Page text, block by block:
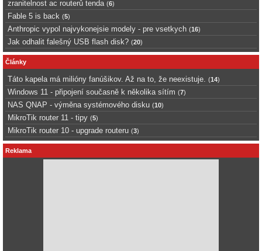
zranitelnost ac routerů tenda (6)
Fable 5 is back (5)
Anthropic vypol najvykonejsie modely - pre vsetkych (16)
Jak odhalit falešný USB flash disk? (20)
Články
Táto kapela má milióny fanúšikov. Až na to, že neexistuje. (14)
Windows 11 - připojení současně k několika sítím (7)
NAS QNAP - výměna systémového disku (10)
MikroTik router 11 - tipy (5)
MikroTik router 10 - upgrade routeru (3)
Reklama